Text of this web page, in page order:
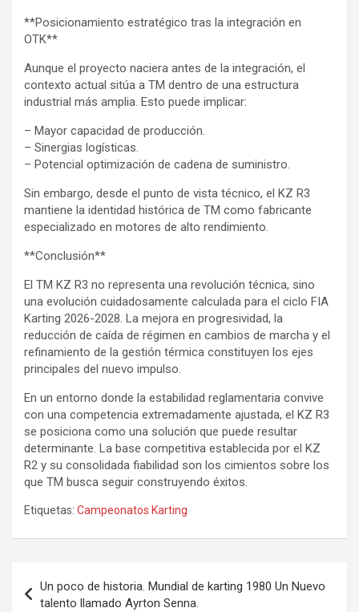
**Posicionamiento estratégico tras la integración en
OTK**
Aunque el proyecto naciera antes de la integración, el
contexto actual sitúa a TM dentro de una estructura
industrial más amplia. Esto puede implicar:
– Mayor capacidad de producción.
– Sinergias logísticas.
– Potencial optimización de cadena de suministro.
Sin embargo, desde el punto de vista técnico, el KZ R3
mantiene la identidad histórica de TM como fabricante
especializado en motores de alto rendimiento.
**Conclusión**
El TM KZ R3 no representa una revolución técnica, sino
una evolución cuidadosamente calculada para el ciclo FIA
Karting 2026-2028. La mejora en progresividad, la
reducción de caída de régimen en cambios de marcha y el
refinamiento de la gestión térmica constituyen los ejes
principales del nuevo impulso.
En un entorno donde la estabilidad reglamentaria convive
con una competencia extremadamente ajustada, el KZ R3
se posiciona como una solución que puede resultar
determinante. La base competitiva establecida por el KZ
R2 y su consolidada fiabilidad son los cimientos sobre los
que TM busca seguir construyendo éxitos.
Etiquetas: Campeonatos Karting
de
Un poco de historia. Mundial de karting 1980 Un Nuevo
talento llamado Ayrton Senna.